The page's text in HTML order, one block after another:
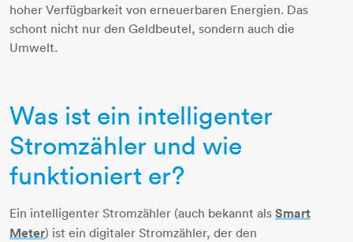
hoher Verfügbarkeit von erneuerbaren Energien. Das
schont nicht nur den Geldbeutel, sondern auch die
Umwelt.
Was ist ein intelligenter
Stromzähler und wie
funktioniert er?
Ein intelligenter Stromzähler (auch bekannt als Smart
Meter) ist ein digitaler Stromzähler, der den